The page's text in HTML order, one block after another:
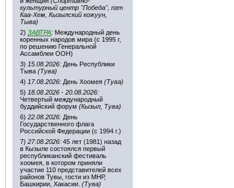
культурный центр "Победа", пгт
Каа-Хем, Кызылский кожуун,
Тыва)
2) ЗАВТРА: Международный день
коренных народов мира (с 1995 г,
по решению Генеральной
Ассамблеи ООН)
3) 15.08.2026: День Республики
Тыва (Тува)
4) 17.08.2026: День Хоомея (Тува)
5) 18.08.2026 - 20.08.2026:
Четвертый международный
буддийский форум (Кызыл, Тува)
6) 22.08.2026: День
Государственного флага
Российской Федерации (с 1994 г.)
7) 27.08.2026: 45 лет (1981) назад
в Кызыле состоялся первый
республиканский фестиваль
хоомея, в котором приняли
участие 110 представителей всех
районов Тувы, гости из МНР,
Башкирии, Хакасии. (Тува)